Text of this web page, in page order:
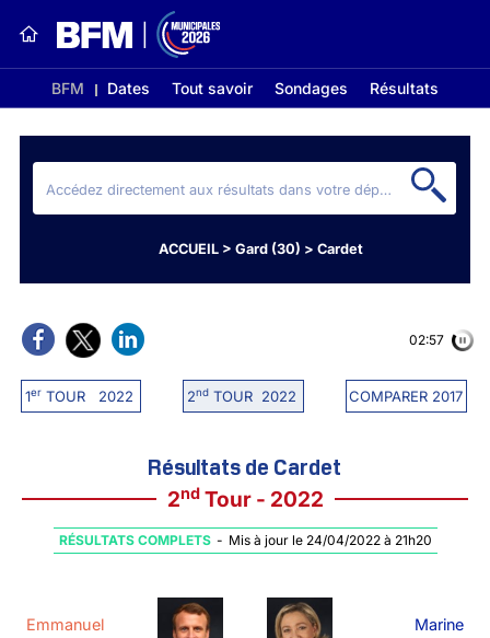
BFM Dates Tout savoir Sondages Résultats
ACCUEIL> Gard (30) > Cardet
1erTOUR 2022 2ndTOUR 2022 COMPARER 2017
02:56
Résultats de Cardet
2ndTour - 2022
RÉSULTATS COMPLETS - Mis à jour le 24/04/2022 à 21h20
Emmanuel Marine